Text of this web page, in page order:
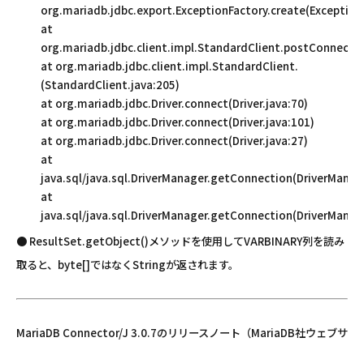
at
at org.mariadb.jdbc.client.impl.StandardClient.
(StandardClient.java:205)
at org.mariadb.jdbc.Driver.connect(Driver.java:70)
at org.mariadb.jdbc.Driver.connect(Driver.java:101)
at org.mariadb.jdbc.Driver.connect(Driver.java:27)
at
java.sql/
at
java.sql/
● ResultSet.getObject()メソッドを使用してVARBINARY列を読み
取ると、byte[]ではなくStringが返されます。
MariaDB Connector/J 3.0.7のリリースノート（MariaDB社ウェブサ